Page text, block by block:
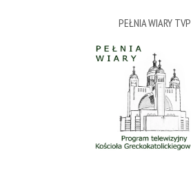
PEŁNIA WIARY TVP